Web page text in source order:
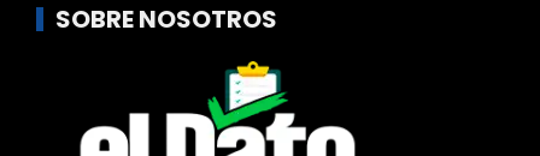
SOBRE NOSOTROS